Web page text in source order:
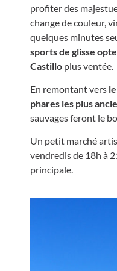
profiter des
change de couleur,
quelques minutes
sports de glisse
Castillo plus ventée.
En remontant vers
phares les plus
sauvages feront le
Un petit marché
vendredis de 18h à
principale.